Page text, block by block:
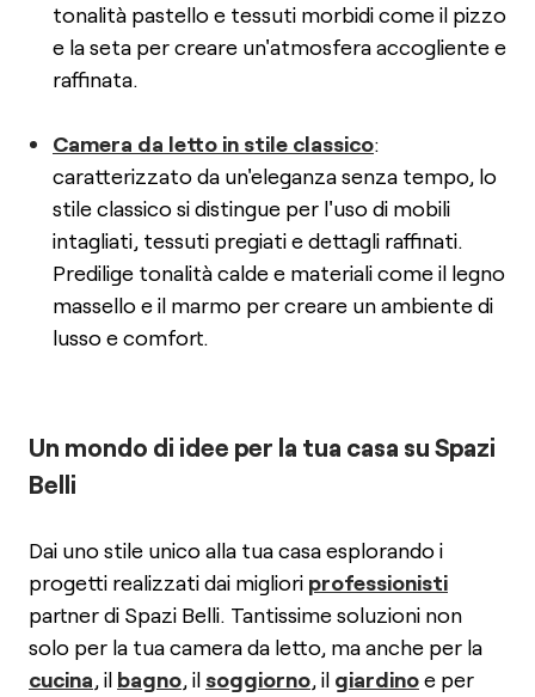
tonalità pastello e tessuti morbidi come il pizzo
e la seta per creare un'atmosfera accogliente e
raffinata.
Camera da letto in stile classico:
caratterizzato da un'eleganza senza tempo, lo
stile classico si distingue per l'uso di mobili
intagliati, tessuti pregiati e dettagli raffinati.
Predilige tonalità calde e materiali come il legno
massello e il marmo per creare un ambiente di
lusso e comfort.
Un mondo di idee per la tua casa su Spazi
Belli
Dai uno stile unico alla tua casa esplorando i
progetti realizzati dai migliori professionisti
partner di Spazi Belli. Tantissime soluzioni non
solo per la tua camera da letto, ma anche per la
cucina, il bagno, il soggiorno, il giardinoe per